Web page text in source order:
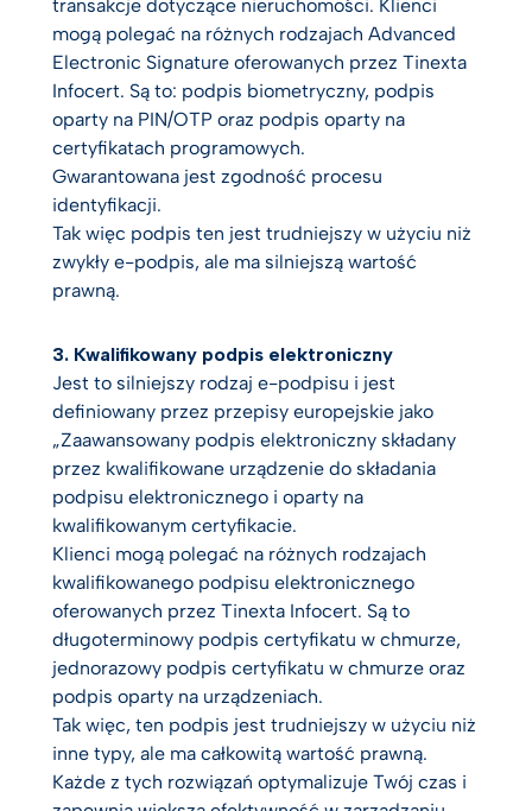
transakcje dotyczące nieruchomości. Klienci
mogą polegać na różnych rodzajach Advanced
Electronic Signature oferowanych przez Tinexta
Infocert. Są to: podpis biometryczny, podpis
oparty na PIN/OTP oraz podpis oparty na
certyfikatach programowych.
Gwarantowana jest zgodność procesu
identyfikacji.
Tak więc podpis ten jest trudniejszy w użyciu niż
zwykły e-podpis, ale ma silniejszą wartość
prawną.
3. Kwalifikowany podpis elektroniczny
Jest to silniejszy rodzaj e-podpisu i jest
definiowany przez przepisy europejskie jako
„Zaawansowany podpis elektroniczny składany
przez kwalifikowane urządzenie do składania
podpisu elektronicznego i oparty na
kwalifikowanym certyfikacie.
Klienci mogą polegać na różnych rodzajach
kwalifikowanego podpisu elektronicznego
oferowanych przez Tinexta Infocert. Są to
długoterminowy podpis certyfikatu w chmurze,
jednorazowy podpis certyfikatu w chmurze oraz
podpis oparty na urządzeniach.
Tak więc, ten podpis jest trudniejszy w użyciu niż
inne typy, ale ma całkowitą wartość prawną.
Każde z tych rozwiązań optymalizuje Twój czas i